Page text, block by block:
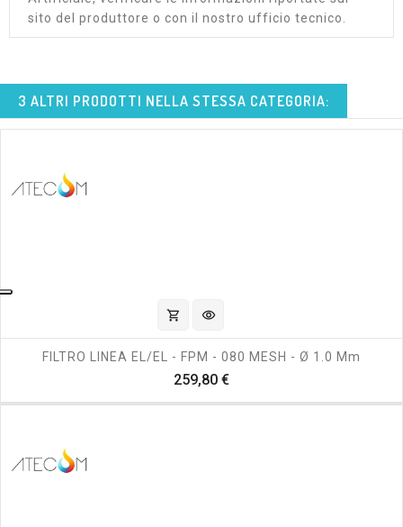
sito del produttore o con il nostro ufficio tecnico.
3 ALTRI PRODOTTI NELLA STESSA CATEGORIA:
shopping_cart visibility
FILTRO LINEA EL/EL - FPM - 080 MESH - Ø 1.0 Mm
259,80 €Prezzo